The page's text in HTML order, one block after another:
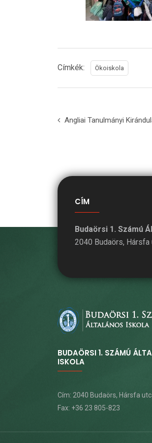
Címkék: Ökoiskola
Angliai Tanulmányi
CÍM
Budaörsi 1. Számú
2040 Budaörs, Hársfa
BUDAÖRSI 1. SZÁMÚ
ISKOLA
Cím: 2040 Budaörs, Hársfa
Fax: +36 23 805-823